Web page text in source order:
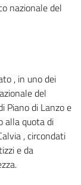
nazionale del
, in uno dei
del
Piano di Lanzo e
alla quota di
, circondati
e da